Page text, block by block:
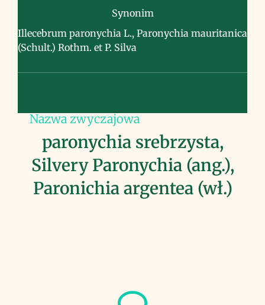
Synonim
Illecebrum paronychia L., Paronychia mauritanica
(Schult.) Rothm. et P. Silva
Nazwa zwyczajowa
paronychia srebrzysta,
Silvery Paronychia (ang.),
Paronichia argentea (wł.)